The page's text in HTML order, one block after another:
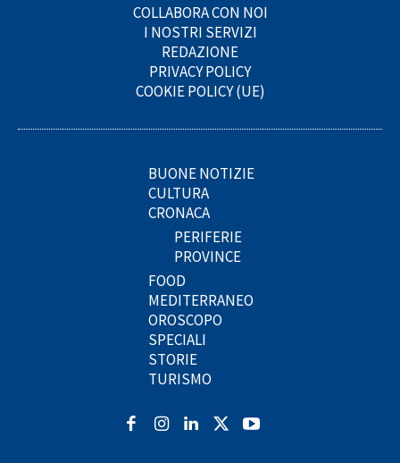
COLLABORA CON NOI
I NOSTRI SERVIZI
REDAZIONE
PRIVACY POLICY
COOKIE POLICY (UE)
BUONE NOTIZIE
CULTURA
CRONACA
PERIFERIE
PROVINCE
FOOD
MEDITERRANEO
OROSCOPO
SPECIALI
STORIE
TURISMO